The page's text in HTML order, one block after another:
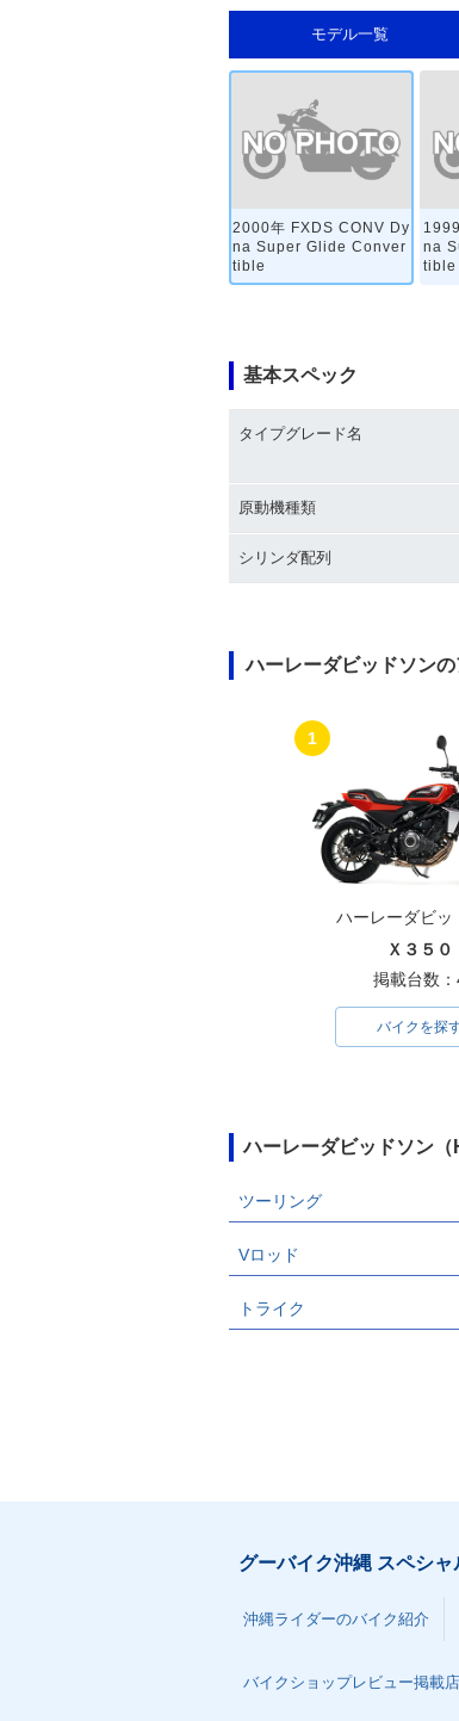
モデル一覧
2000年 FXDS CONV Dy
na Super Glide Conver
tible
na
tible
tible
基本スペック
タイプグレード名
原動機種類
シリンダ配列
ハーレーダビッドソン
1
ハーレーダビッ
Ｘ３５０
掲載台数
バイクを探
ハーレーダビッドソン
ツーリング
Vロッド
トライク
グーバイク沖縄 スペシャ
沖縄ライダーのバイク紹介
バイクショップレビュー掲載